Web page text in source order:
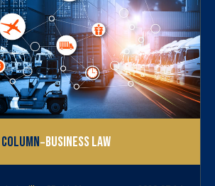
Column-Business Law